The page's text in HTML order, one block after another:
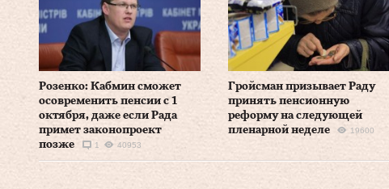
Розенко: Кабмин сможет
осовременить пенсии с 1
октября, даже если Рада
примет законопроект
позже
1 40953
Гройсман призывает Раду
принять пенсионную
реформу на следующей
пленарной неделе
19600